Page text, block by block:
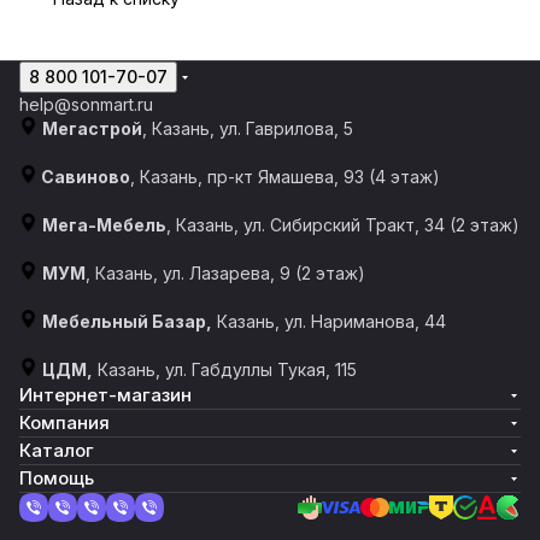
8 800 101-70-07
help@sonmart.ru
Мегастрой , Казань, ул. Гаврилова, 5
Савиново , Казань, пр-кт Ямашева, 93 (4 этаж)
Мега-Мебель , Казань, ул. Сибирский Тракт, 34 (2 этаж)
МУМ , Казань, ул. Лазарева, 9 (2 этаж)
Мебельный Базар, Казань, ул. Нариманова, 44
ЦДМ, Казань, ул. Габдуллы Тукая, 115
Интернет-магазин
Компания
Каталог
Помощь